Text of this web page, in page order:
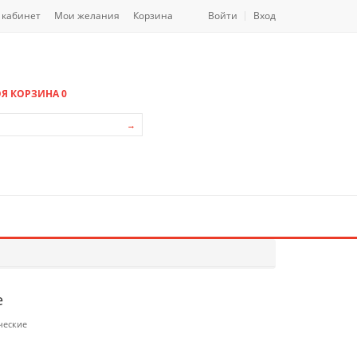
Мои желания Корзина Войти Вход
КОРЗИНА0
→